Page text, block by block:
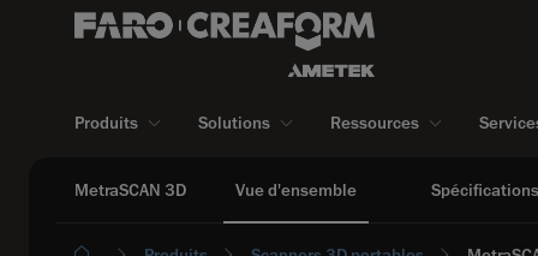
Produits Solutions Ressources
MetraSCAN 3D Vue d'ensemble